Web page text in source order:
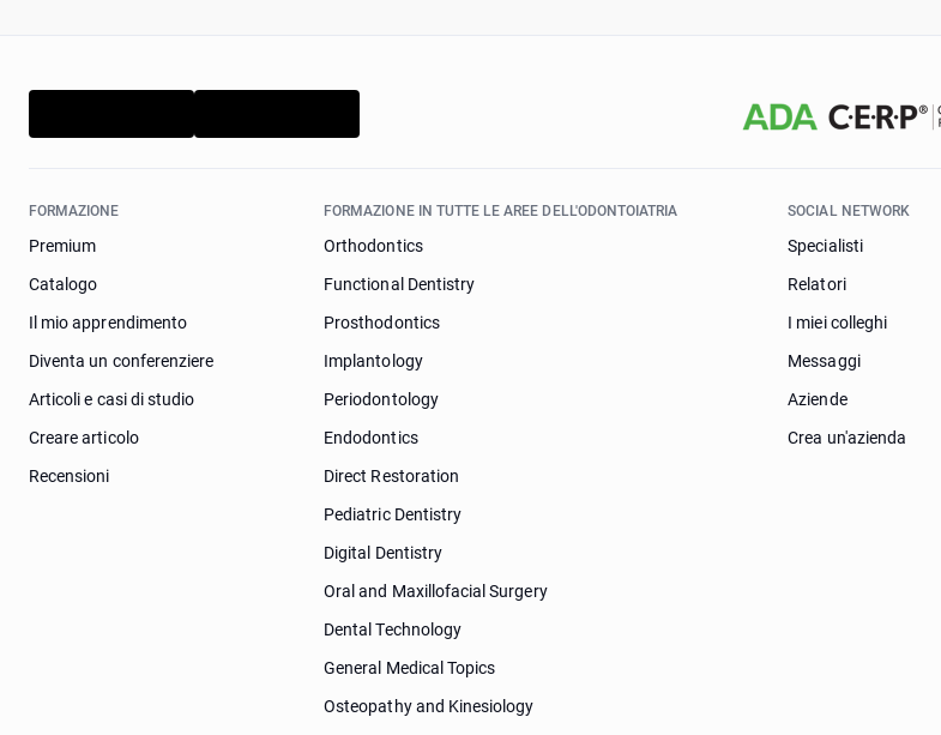
FORMAZIONE
Premium
Catalogo
Il mio apprendimento
Diventa un conferenziere
Articoli e casi di studio
Creare articolo
Recensioni
FORMAZIONE IN TUTTE LE AREE DELL'ODONTOIATRIA
Orthodontics
Functional Dentistry
Prosthodontics
Implantology
Periodontology
Endodontics
Direct Restoration
Pediatric Dentistry
Digital Dentistry
Oral and Maxillofacial Surgery
Dental Technology
General Medical Topics
Osteopathy and Kinesiology
SOCIAL NETWORK
Specialisti
Relatori
I miei colleghi
Messaggi
Aziende
Crea un'azienda